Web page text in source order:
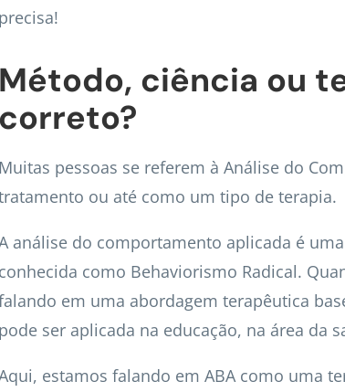
precisa!
Método, ciência ou
correto?
Muitas pessoas se referem à Análise do
ou até como um tipo de terapia.
análise do comportamento aplicada é
conhecida como Behaviorismo Radical.
em uma abordagem terapêutica
pode ser aplicada na educação, na área da
estamos falando em ABA como uma